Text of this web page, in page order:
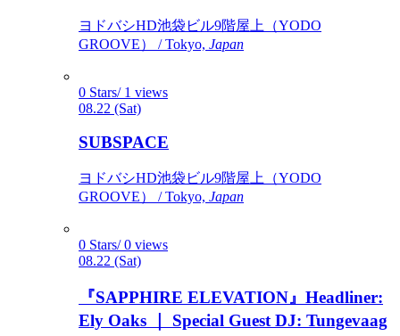
ヨドバシHD池袋ビル9階屋上（YODO
GROOVE） / Tokyo, Japan
0 Stars/ 1 views
08.22 (Sat)
SUBSPACE
ヨドバシHD池袋ビル9階屋上（YODO
GROOVE） / Tokyo, Japan
0 Stars/ 0 views
08.22 (Sat)
『SAPPHIRE ELEVATION』Headliner:
Ely Oaks ｜ Special Guest DJ: Tungevaag